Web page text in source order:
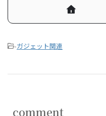
-ガジェット関連
comment